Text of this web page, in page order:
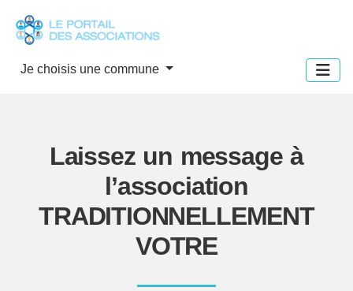
Je choisis une commune
Laissez un message à
l’association
TRADITIONNELLEMENT
VOTRE